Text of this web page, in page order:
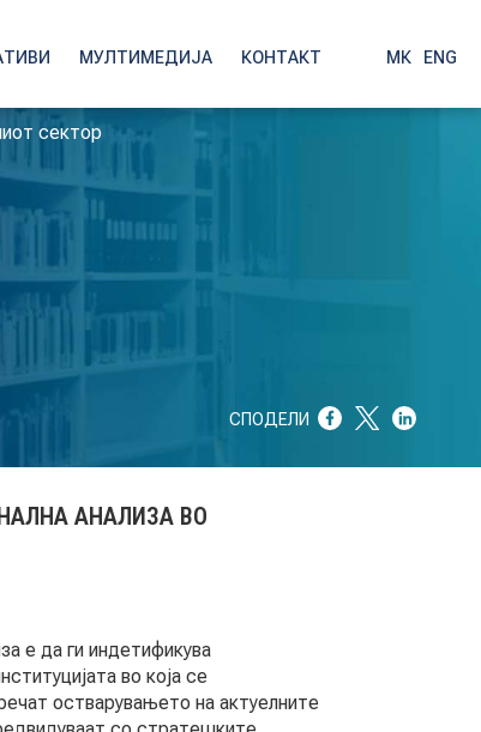
МУЛТИМЕДИЈА КОНТАКТ МК ENG
сектор
СПОДЕЛИ
АНАЛИЗА ВО
е да ги индетификува
во која се
остварувањето на актуелните